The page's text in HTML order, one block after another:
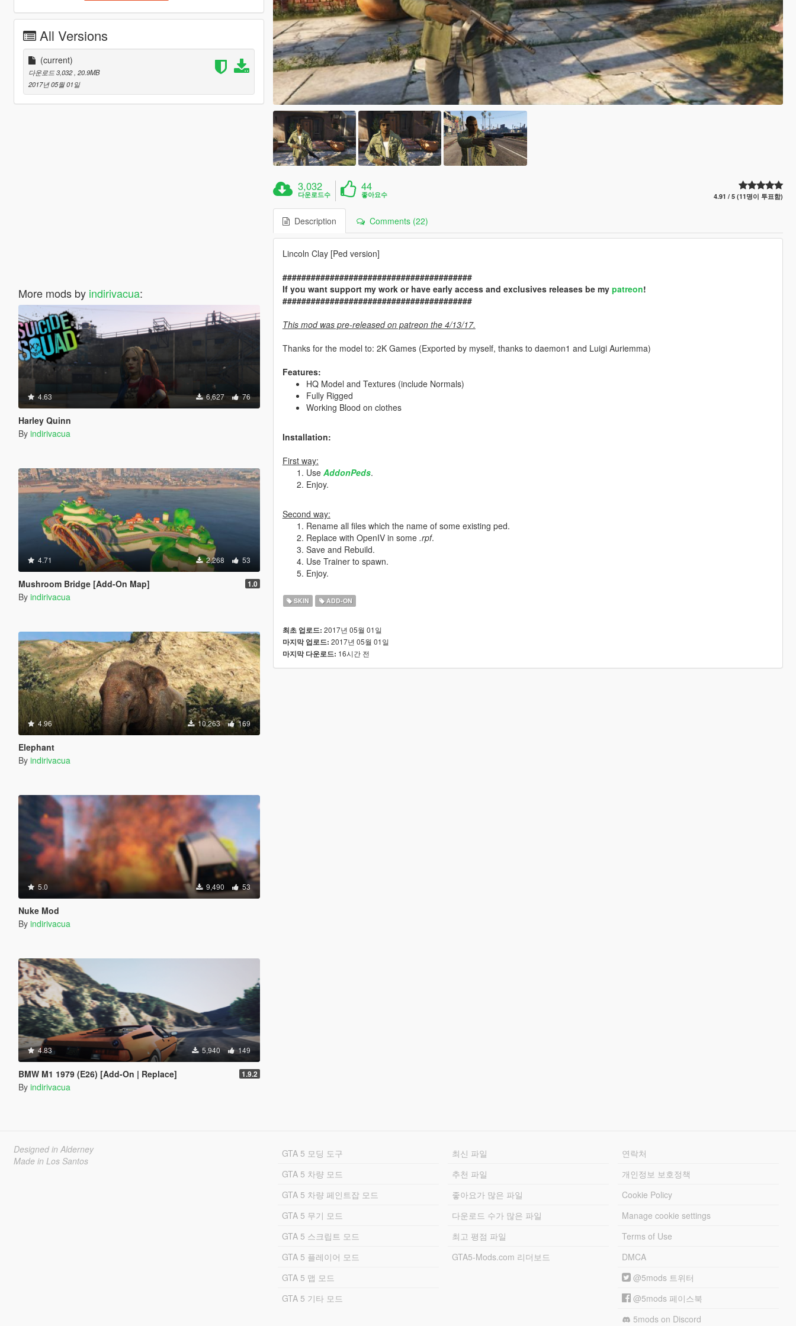
All Versions
(current)
다운로드 3,032 , 20.9MB
2017년 05월 01일
More mods by indirivacua:
4.63 6,627 76
Harley Quinn
By indirivacua
4.71 2,268 53
Mushroom Bridge [Add-On Map] 1.0
By indirivacua
4.96 10,263 169
Elephant
By indirivacua
5.0 9,490 53
Nuke Mod
By indirivacua
4.83 5,940 149
BMW M1 1979 (E26) [Add-On | Replace] 1.9.2
By indirivacua
3,032
다운로드수
44
좋아요수 4.91 / 5 (11명이 투표함)
Description Comments (22)
Lincoln Clay [Ped version]
########################################
If you want support my work or have early access and exclusives releases be my patreon!
########################################
This mod was pre-released on patreon the 4/13/17.
Thanks for the model to: 2K Games (Exported by myself, thanks to daemon1 and Luigi Auriemma)
Features:
HQ Model and Textures (include Normals)
Fully Rigged
Working Blood on clothes
Installation:
First way:
Use AddonPeds.
Enjoy.
Second way:
Rename all files which the name of some existing ped.
Replace with OpenIV in some .rpf.
Save and Rebuild.
Use Trainer to spawn.
Enjoy.
SKIN ADD-ON
최초 업로드: 2017년 05월 01일
마지막 업로드: 2017년 05월 01일
마지막 다운로드: 16시간 전
Designed in Alderney
Made in Los Santos
GTA 5 모딩 도구
GTA 5 차량 모드
GTA 5 차량 페인트잡 모드
GTA 5 무기 모드
GTA 5 스크립트 모드
GTA 5 플레이어 모드
GTA 5 맵 모드
GTA 5 기타 모드
최신 파일
추천 파일
좋아요가 많은 파일
다운로드 수가 많은 파일
최고 평점 파일
GTA5-Mods.com 리더보드
연락처
개인정보 보호정책
Cookie Policy
Manage cookie settings
Terms of Use
DMCA
@5mods 트위터
@5mods 페이스북
5mods on Discord